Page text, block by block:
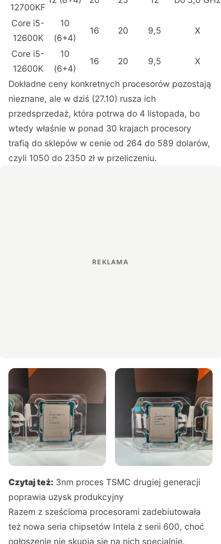
12700KF
Core i5-
12600K
10
(6+4)
16 20 9,5 X
Core i5-
12600K
10
(6+4)
16 20 9,5 X
Dokładne ceny konkretnych procesorów pozostają
nieznane, ale w dziś (27.10) rusza ich
przedsprzedaż, która potrwa do 4 listopada, bo
wtedy właśnie w ponad 30 krajach procesory
trafią do sklepów w cenie od 264 do 589 dolarów,
czyli 1050 do 2350 zł w przeliczeniu.
Czytaj też: 3nm proces TSMC drugiej generacji
poprawia uzysk produkcyjny
Razem z sześcioma procesorami zadebiutowała
też nowa seria chipsetów Intela z serii 600, choć
ogłoszenie nie skupia się na nich specjalnie.